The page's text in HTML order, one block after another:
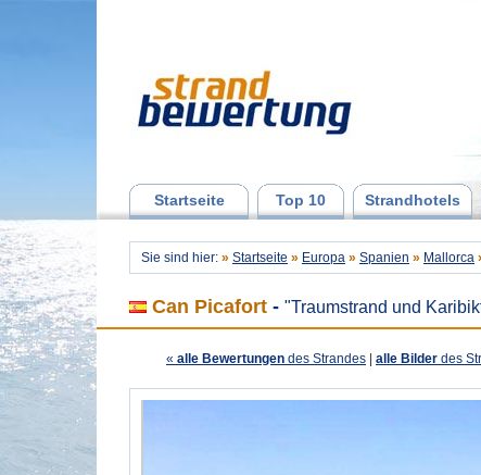
Startseite Top 10 Strandhotels
Sie sind hier: » Startseite » Europa » Spanien » Mallorca
Can Picafort - "Traumstrand und
« alle Bewertungen des Strandes alle Bilder des